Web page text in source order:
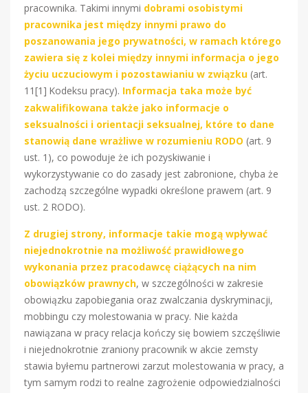
pracownika. Takimi innymi dobrami osobistymi
pracownika jest między innymi prawo do
poszanowania jego prywatności, w ramach którego
zawiera się z kolei między innymi informacja o jego
życiu uczuciowym i pozostawianiu w związku (art.
11[1] Kodeksu pracy). Informacja taka może być
zakwalifikowana także jako informacje o
seksualności i orientacji seksualnej, które to dane
stanowią dane wrażliwe w rozumieniu RODO (art. 9
ust. 1), co powoduje że ich pozyskiwanie i
wykorzystywanie co do zasady jest zabronione, chyba że
zachodzą szczególne wypadki określone prawem (art. 9
ust. 2 RODO).
Z drugiej strony, informacje takie mogą wpływać
niejednokrotnie na możliwość prawidłowego
wykonania przez pracodawcę ciążących na nim
obowiązków prawnych, w szczególności w zakresie
obowiązku zapobiegania oraz zwalczania dyskryminacji,
mobbingu czy molestowania w pracy. Nie każda
nawiązana w pracy relacja kończy się bowiem szczęśliwie
i niejednokrotnie zraniony pracownik w akcie zemsty
stawia byłemu partnerowi zarzut molestowania w pracy, a
tym samym rodzi to realne zagrożenie odpowiedzialności